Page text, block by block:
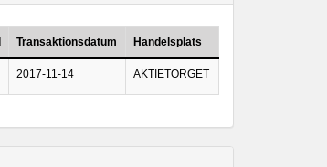
Transaktionsdatum Handelsplats
2017-11-14 AKTIETORGET